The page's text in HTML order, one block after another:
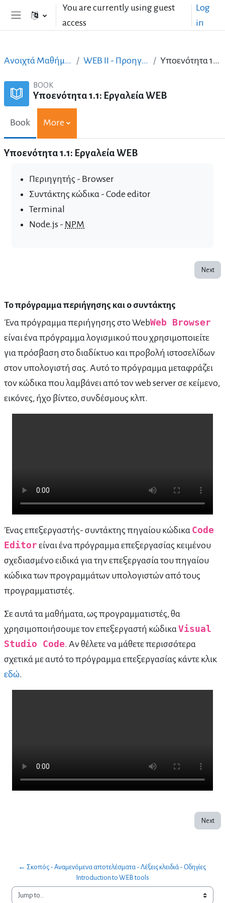
Skip to main contentYou are currently using guest
access
Log
in
Ανοιχτά Μαθήματα στα Ελληνικά WEB II - Προηγμένος σχεδιασμός Υποενότητα 1.1: Εργαλεία WEB
BOOK
Υποενότητα 1.1: Εργαλεία WEB
Book More
Υποενότητα 1.1: Εργαλεία WEB
Περιηγητής - Browser
Συντάκτης κώδικα - Code editor
Terminal
Node.js - NPM
Next
Το πρόγραμμα περιήγησης και ο συντάκτης
Ένα πρόγραμμα περιήγησης στο WebWeb Browser
είναι ένα πρόγραμμα λογισμικού που χρησιμοποιείτε
για πρόσβαση στο διαδίκτυο και προβολή ιστοσελίδων
στον υπολογιστή σας. Αυτό το πρόγραμμα μεταφράζει
τον κώδικα που λαμβάνει από τον web server σε κείμενο,
εικόνες, ήχο βίντεο, συνδέσμους κλπ.
Ένας επεξεργαστής- συντάκτης πηγαίου κώδικα Code
Editor είναι ένα πρόγραμμα επεξεργασίας κειμένου
σχεδιασμένο ειδικά για την επεξεργασία του πηγαίου
κώδικα των προγραμμάτων υπολογιστών από τους
προγραμματιστές.
Σε αυτά τα μαθήματα, ως προγραμματιστές, θα
χρησιμοποιήσουμε τον επεξεργαστή κώδικα Visual
Studio Code. Αν θέλετε να μάθετε περισσότερα
σχετικά με αυτό το πρόγραμμα επεξεργασίας κάντε κλικ
εδώ.
Next
← Σκοπός - Αναμενόμενα αποτελέσματα - Λέξεις κλειδιά - Οδηγίες
Introduction to WEB tools